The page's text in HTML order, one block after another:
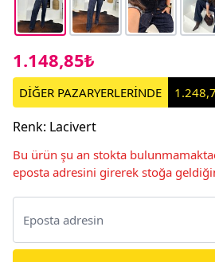
1.148,85₺
DİĞER PAZARYERLERİNDE
Renk: Lacivert
Bu ürün şu an stokta
eposta adresini girerek stoğa